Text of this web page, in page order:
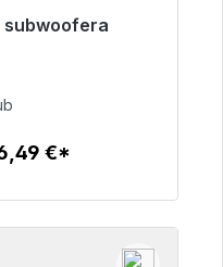
subwoofera
wysyłki, czas
€*